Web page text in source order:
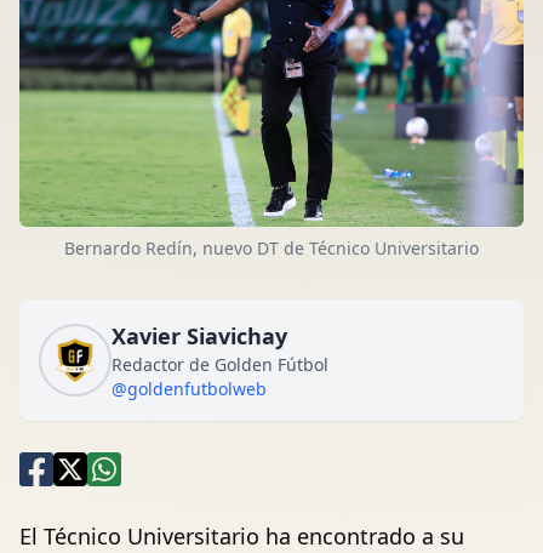
Bernardo Redín, nuevo DT de Técnico Universitario
Xavier Siavichay
Redactor de Golden Fútbol
@goldenfutbolweb
El Técnico Universitario ha encontrado a su